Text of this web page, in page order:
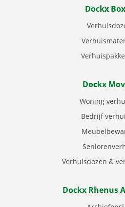
Dockx
Dockx
Woning
Bedrijf
Verhuisdozen &
Dockx Rhenus